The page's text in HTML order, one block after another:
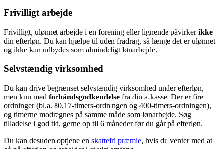
Frivilligt arbejde
Frivilligt, ulønnet arbejde i en forening eller lignende påvirkerikke
din efterløn. Du kan hjælpe til uden fradrag, så længe det er ulønnet
og ikke kan udbydes som almindeligt lønarbejde.
Selvstændig virksomhed
Du kan drive begrænset selvstændig virksomhed under efterløn,
men kun med forhåndsgodkendelse fra din a-kasse. Der er fire
ordninger (bl.a. 80,17-timers-ordningen og 400-timers-ordningen),
og timerne modregnes på samme måde som lønarbejde. Søg
tilladelse i god tid, gerne op til 6 måneder før du går på efterløn.
Du kan desuden optjene en skattefri præmie, hvis du venter med at